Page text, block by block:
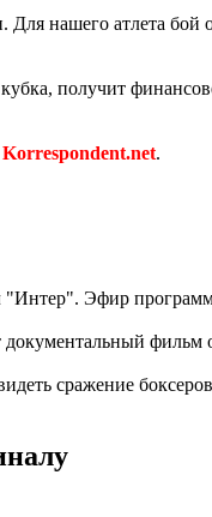
нашего атлета бой
получит
Korrespondent.net.
Эфир
сражение